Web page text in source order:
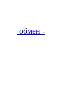
обмен -